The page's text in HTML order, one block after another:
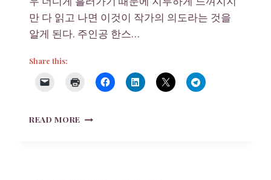
만 다 읽고 나면 이것이 작가의 의도라는 것을
알게 된다. 주인공 한스…
Share this:
READ MORE